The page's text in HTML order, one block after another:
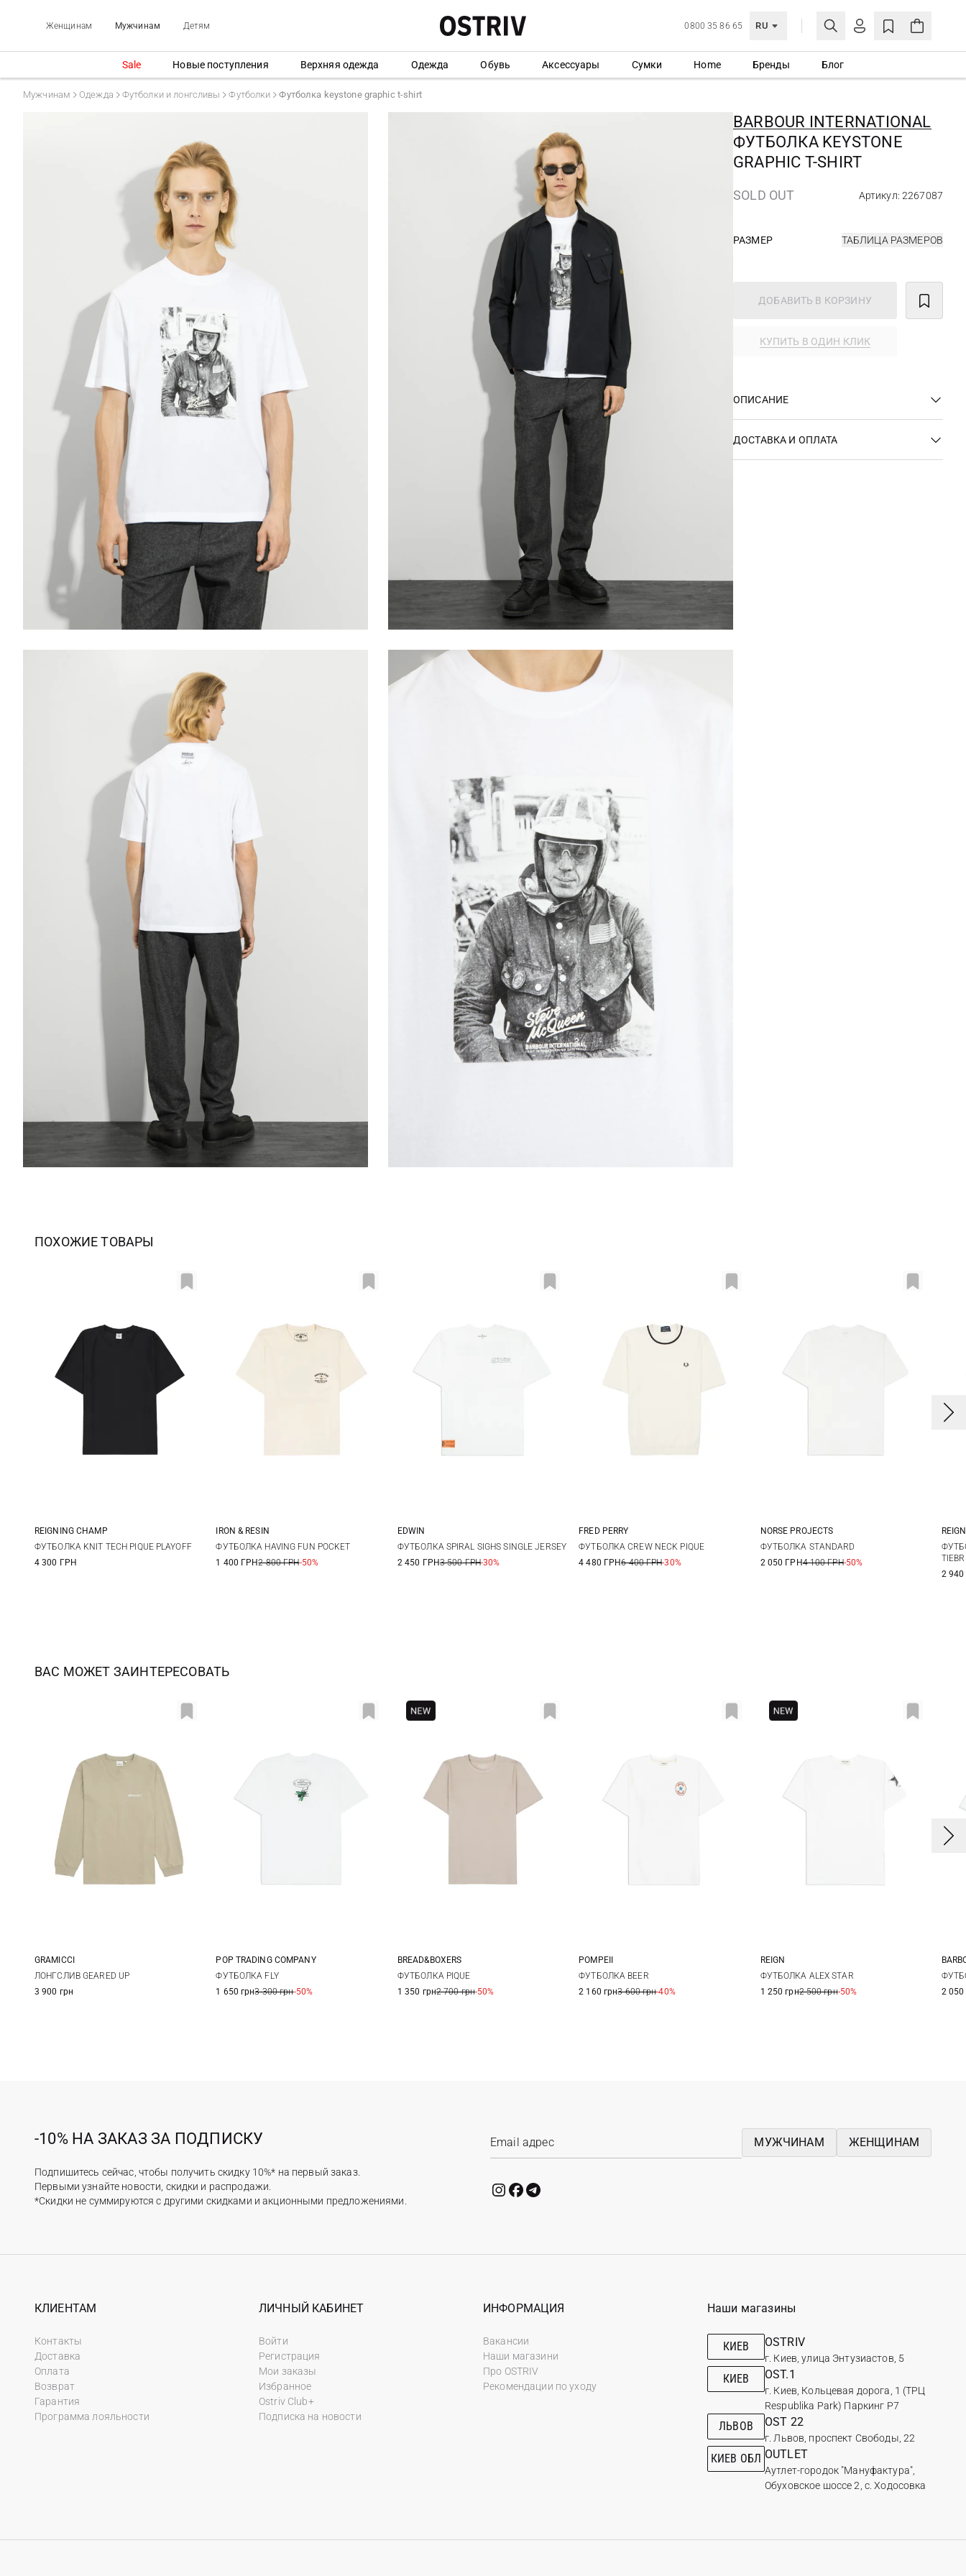
Женщинам Мужчинам Детям 0800 35 86 65 RU
ЛИЧНЫЙ КАБИНЕТ
Еще не зарегистрированы?
СОЗДАТЬ УЧЕТНУЮ ЗАПИСЬ
Sale Новые поступления Верхняя одежда Одежда Обувь Аксессуары Сумки Home Бренды Блог
Мужчинам Одежда Футболки и лонгсливы Футболки Футболка keystone graphic t-shirt
BARBOUR INTERNATIONAL
ФУТБОЛКА KEYSTONE
GRAPHIC T-SHIRT
SOLD OUT Артикул: 2267087
РАЗМЕР ТАБЛИЦА РАЗМЕРОВ
ДОБАВИТЬ В КОРЗИНУ
КУПИТЬ В ОДИН КЛИК
ОПИСАНИЕ
ДОСТАВКА И ОПЛАТА
ПОХОЖИЕ ТОВАРЫ
M L XL XXL
REIGNING CHAMP
ФУТБОЛКА KNIT TECH PIQUE PLAYOFF
4 300 ГРН
M L XL
IRON & RESIN
ФУТБОЛКА HAVING FUN POCKET
1 400 ГРН2 800 ГРН-50%
S M L XL
EDWIN
ФУТБОЛКА SPIRAL SIGHS SINGLE JERSEY
2 450 ГРН3 500 ГРН-30%
M L XL
FRED PERRY
ФУТБОЛКА CREW NECK PIQUE
4 480 ГРН6 400 ГРН-30%
M L
NORSE PROJECTS
ФУТБОЛКА STANDARD
2 050 ГРН4 100 ГРН-50%
M
2
ВАС МОЖЕТ ЗАИНТЕРЕСОВАТЬ
S M
GRAMICCI
ЛОНГСЛИВ GEARED UP
3 900 грн
S M
POP TRADING COMPANY
ФУТБОЛКА FLY
1 650 грн3 300 грн-50%
M
BREAD&BOXERS
ФУТБОЛКА PIQUE
1 350 грн2 700 грн-50%
S M
POMPEII
ФУТБОЛКА BEER
2 160 грн3 600 грн-40%
L
REIGN
ФУТБОЛКА ALEX STAR
1 250 грн2 500 грн-50%
2 050
-10% НА ЗАКАЗ ЗА ПОДПИСКУ
Подпишитесь сейчас, чтобы получить скидку 10%* на первый заказ.
Первыми узнайте новости, скидки и распродажи.
*Скидки не суммируются с другими скидками и акционными предложениями.
МУЖЧИНАМ ЖЕНЩИНАМ
КЛИЕНТАМ
Контакты
Доставка
Оплата
Возврат
Гарантия
Программа лояльности
ЛИЧНЫЙ КАБИНЕТ
Войти
Регистрация
Мои заказы
Избранное
Ostriv Club+
Подписка на новости
ИНФОРМАЦИЯ
Вакансии
Наши магазини
Про OSTRIV
Рекомендации по уходу
Наши магазины
КИЕВ OSTRIV
г. Киев, улица Энтузиастов, 5
КИЕВ OST.1
г. Киев, Кольцевая дорога, 1 (ТРЦ
Respublika Park) Паркинг Р7
ЛЬВОВ OST 22
г. Львов, проспект Свободы, 22
КИЕВ ОБЛ OUTLET
Аутлет-городок "Мануфактура",
Обуховское шоссе 2, с. Ходосовка